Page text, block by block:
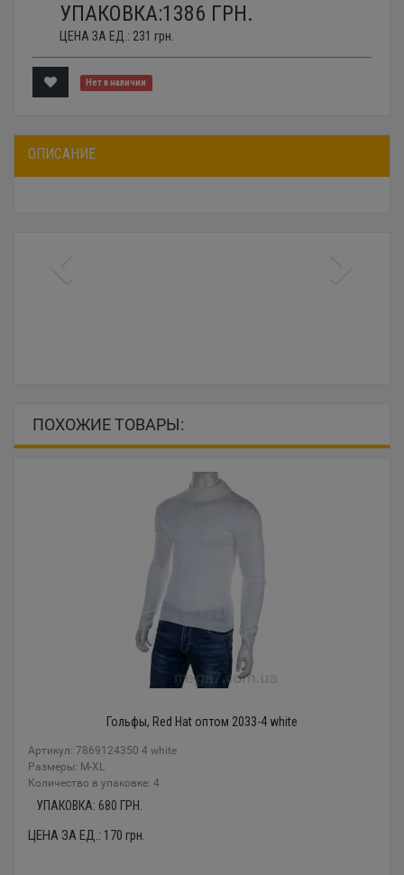
УПАКОВКА:1386 ГРН.
ЦЕНА ЗА ЕД.: 231 грн.
Нет в наличии
ОПИСАНИЕ
ПОХОЖИЕ ТОВАРЫ:
Гольфы, Red Hat оптом 2033-4 white
Артикул: 7869124350 4 white
Размеры: M-XL
Количество в упаковке: 4
УПАКОВКА: 680 ГРН.
ЦЕНА ЗА ЕД.: 170 грн.